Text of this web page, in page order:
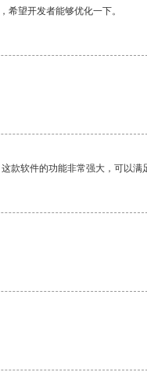
希望开发者能够优化一下。
款软件的功能非常强大，可以